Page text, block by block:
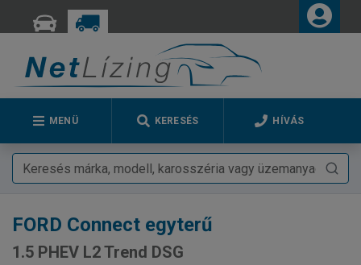
MENÜ KERESÉS HÍVÁS
FORD Connect egyterű
1.5 PHEV L2 Trend DSG